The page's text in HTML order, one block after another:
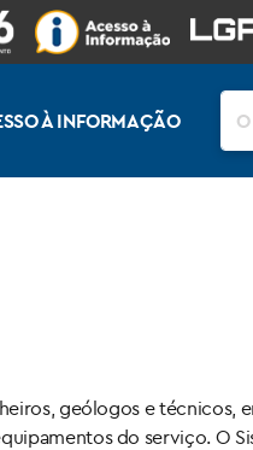
À INFORMAÇÃO
geólogos e técnicos,
do serviço. O